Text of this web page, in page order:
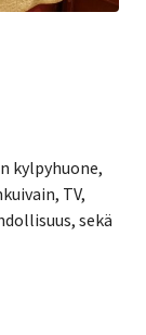
kylpyhuone,
TV,
sekä